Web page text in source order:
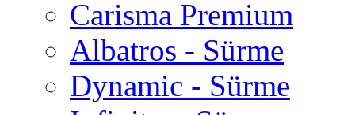
Carisma Premium
Albatros - Sürme
Dynamic - Sürme